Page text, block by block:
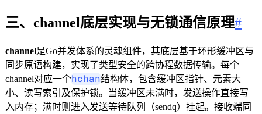
三、channel底层实现与无锁通信原理#
channel是Go并发体系的灵魂组件，其底层基于环形缓冲区与
同步原语构建，实现了类型安全的跨协程数据传输。每个
channel对应一个hchan结构体，包含缓冲区指针、元素大
小、读写索引及保护锁。当缓冲区未满时，发送操作直接写
入内存；满时则进入发送等待队列（sendq）挂起。接收端同